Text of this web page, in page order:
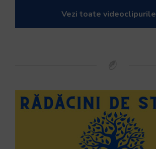
Vezi toate videoclipurile